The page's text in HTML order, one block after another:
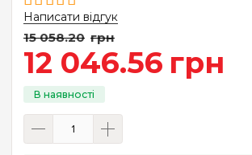
Написати відгук
15 058.20 грн
12 046.56 грн